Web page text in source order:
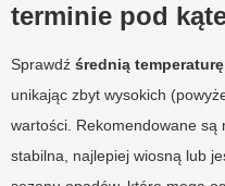
terminie pod
Sprawdź średnią
unikając zbyt wysokich
wartości. Rekomendowane
stabilna, najlepiej wiosną lub